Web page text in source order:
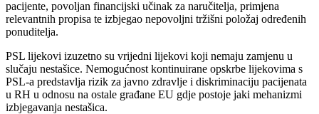
pacijente, povoljan financijski učinak za naručitelja, primjena
relevantnih propisa te izbjegao nepovoljni tržišni položaj određenih
ponuditelja.
PSL lijekovi izuzetno su vrijedni lijekovi koji nemaju zamjenu u
slučaju nestašice. Nemogućnost kontinuirane opskrbe lijekovima s
PSL-a predstavlja rizik za javno zdravlje i diskriminaciju pacijenata
u RH u odnosu na ostale građane EU gdje postoje jaki mehanizmi
izbjegavanja nestašica.